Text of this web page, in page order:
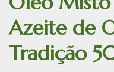
Azeite de
Tradição